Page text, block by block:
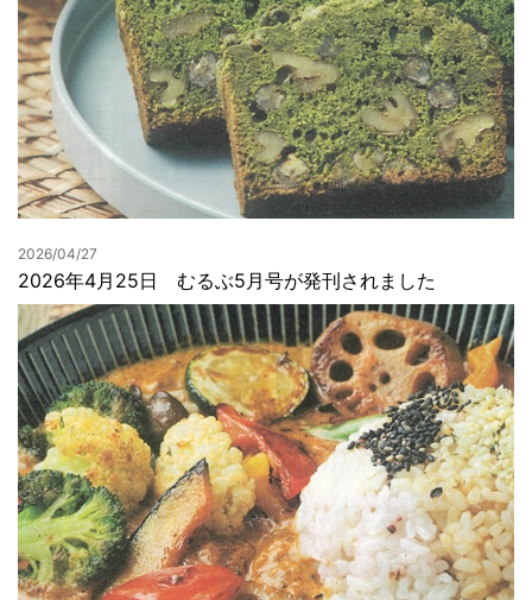
2026/04/27
2026年4月25日 むるぶ5月号が発刊されました